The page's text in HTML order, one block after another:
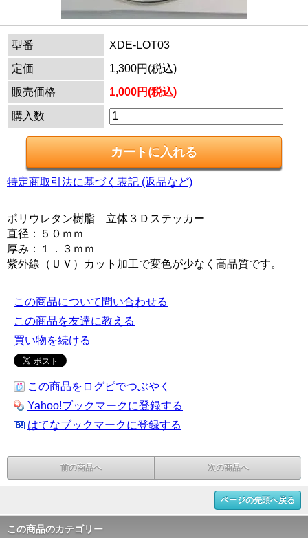
型番
XDE-LOT03
定価
1,300円(税込)
販売価格
1,000円(税込)
購入数
特定商取引法に基づく表記 (返品など)
ポリウレタン樹脂 立体３Ｄステッカー
直径：５０ｍｍ
厚み：１．３ｍｍ
紫外線（ＵＶ）カット加工で変色が少なく高品質です。
この商品について問い合わせる
この商品を友達に教える
買い物を続ける
この商品をログピでつぶやく
Yahoo!ブックマークに登録する
はてなブックマークに登録する
前の商品へ 次の商品へ
ページの先頭へ戻る
この商品のカテゴリー